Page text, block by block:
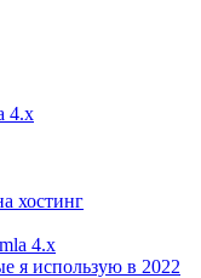
4.x
хостинг
4.x
я использую в 2022